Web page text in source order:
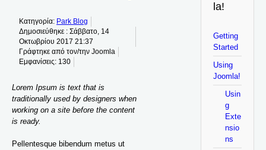
Κατηγορία: Park Blog
Δημοσιεύθηκε : Σάββατο, 14
Οκτωβρίου 2017 21:37
Γράφτηκε από τον/την Joomla
Εμφανίσεις: 130
Lorem Ipsum is text that is
traditionally used by designers when
working on a site before the content
is ready.
Pellentesque bibendum metus ut
la!
Getting
Started
Using
Joomla!
Usin
g
Exte
nsio
ns